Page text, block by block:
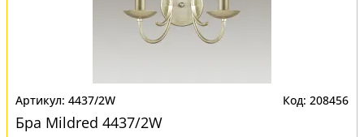
4437/2W 208456
Бра Mildred 4437/2W